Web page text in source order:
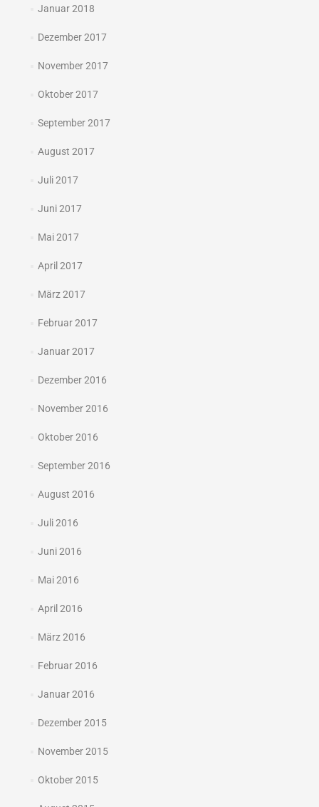
Januar 2018
Dezember 2017
November 2017
Oktober 2017
September 2017
August 2017
Juli 2017
Juni 2017
Mai 2017
April 2017
März 2017
Februar 2017
Januar 2017
Dezember 2016
November 2016
Oktober 2016
September 2016
August 2016
Juli 2016
Juni 2016
Mai 2016
April 2016
März 2016
Februar 2016
Januar 2016
Dezember 2015
November 2015
Oktober 2015